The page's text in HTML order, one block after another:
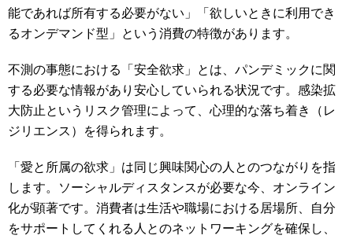
能であれば所有する必要がない」「欲しいときに利用でき
るオンデマンド型」という消費の特徴があります。
不測の事態における「安全欲求」とは、パンデミックに関
する必要な情報があり安心していられる状況です。感染拡
大防止というリスク管理によって、心理的な落ち着き（レ
ジリエンス）を得られます。
「愛と所属の欲求」は同じ興味関心の人とのつながりを指
します。ソーシャルディスタンスが必要な今、オンライン
化が顕著です。消費者は生活や職場における居場所、自分
をサポートしてくれる人とのネットワーキングを確保し、